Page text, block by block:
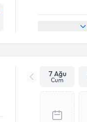
7 Ağu
Cum